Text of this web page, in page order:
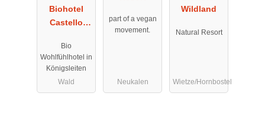
Biohotel
Castello
Bio
Wohlfühlhotel in
Königsleiten
Wald
part of a vegan
movement.
Neukalen
Wildland
Natural Resort
Wietze/Hornbostel